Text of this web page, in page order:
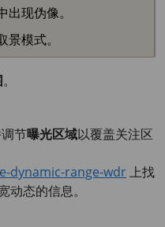
现伪像。
模式。
。
节曝光区域以覆盖关注区
dynamic-range-wdr上找
态的信息。